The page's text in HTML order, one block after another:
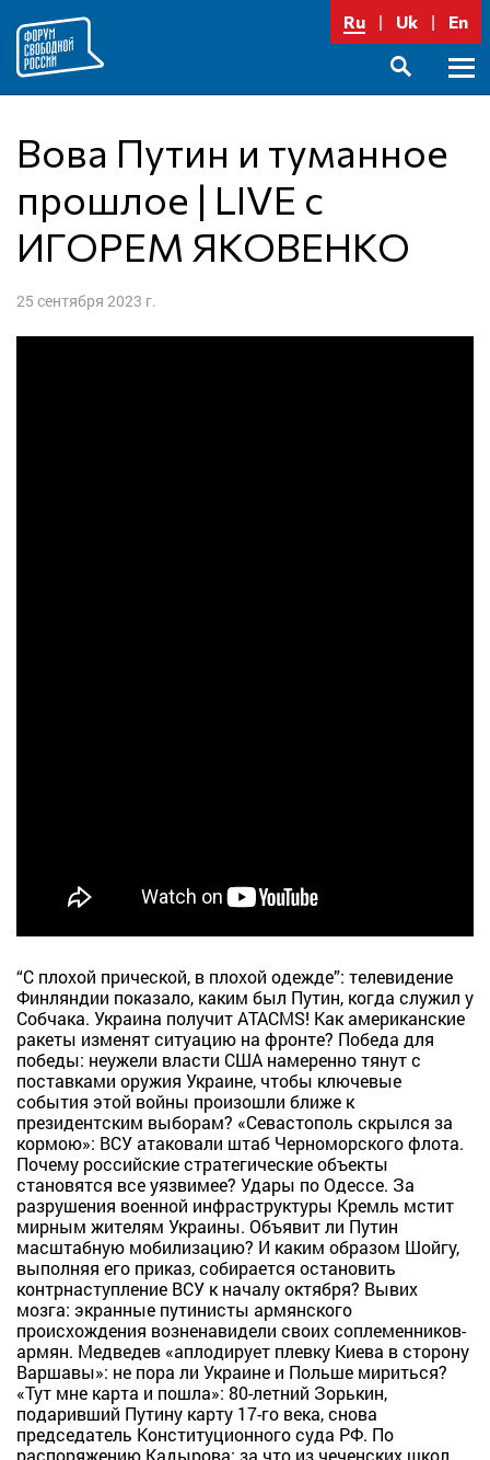
содержимому
Ru Uk En
Вова Путин и туманное
прошлое | LIVE c
ИГОРЕМ ЯКОВЕНКО
25 сентября 2023 г.
“С плохой прической, в плохой одежде”: телевидение
Финляндии показало, каким был Путин, когда служил у
Собчака. Украина получит ATACMS! Как американские
ракеты изменят ситуацию на фронте? Победа для
победы: неужели власти США намеренно тянут с
поставками оружия Украине, чтобы ключевые
события этой войны произошли ближе к
президентским выборам? «Севастополь скрылся за
кормою»: ВСУ атаковали штаб Черноморского флота.
Почему российские стратегические объекты
становятся все уязвимее? Удары по Одессе. За
разрушения военной инфраструктуры Кремль мстит
мирным жителям Украины. Объявит ли Путин
масштабную мобилизацию? И каким образом Шойгу,
выполняя его приказ, собирается остановить
контрнаступление ВСУ к началу октября? Вывих
мозга: экранные путинисты армянского
происхождения возненавидели своих соплеменников-
армян. Медведев «аплодирует плевку Киева в сторону
Варшавы»: не пора ли Украине и Польше мириться?
«Тут мне карта и пошла»: 80-летний Зорькин,
подаривший Путину карту 17-го века, снова
председатель Конституционного суда РФ. По
распоряжению Кадырова: за что из чеченских школ